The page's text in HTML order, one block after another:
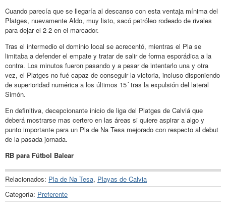
Cuando parecía que se llegaría al descanso con esta ventaja mínima del
Platges, nuevamente Aldo, muy listo, sacó petróleo rodeado de rivales
para dejar el 2-2 en el marcador.
Tras el intermedio el dominio local se acrecentó, mientras el Pla se
limitaba a defender el empate y tratar de salir de forma esporádica a la
contra. Los minutos fueron pasando y a pesar de intentarlo una y otra
vez, el Platges no fué capaz de conseguir la victoria, incluso disponiendo
de superioridad numérica a los últimos 15´ tras la expulsión del lateral
Simón.
En definitiva, decepcionante inicio de liga del Platges de Calviá que
deberá mostrarse mas certero en las áreas si quiere aspirar a algo y
punto importante para un Pla de Na Tesa mejorado con respecto al debut
de la pasada jornada.
RB para Fútbol Balear
Relacionados: Pla de Na Tesa, Playas de Calvia
Categoría: Preferente